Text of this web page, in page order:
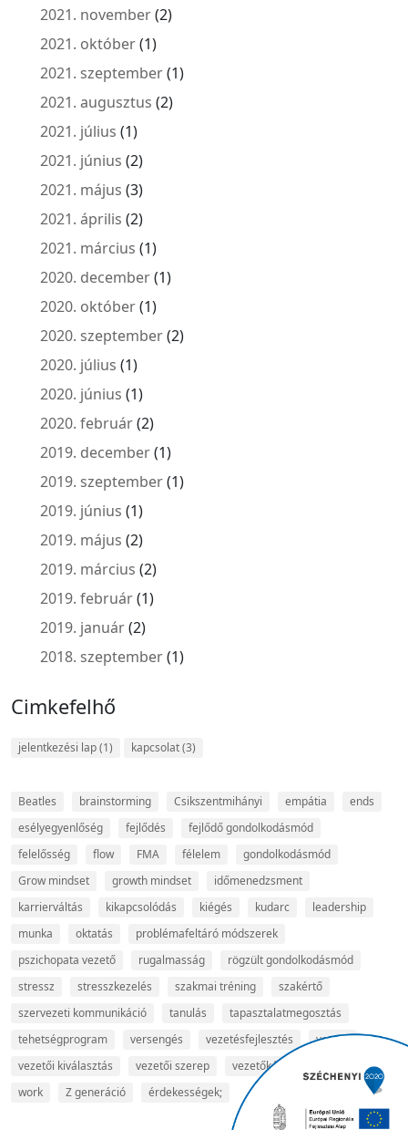
2021. november(2)
2021. október(1)
2021. szeptember(1)
2021. augusztus (2)
2021. július (1)
2021. június (2)
2021. május (3)
2021. április (2)
2021. március (1)
2020. december(1)
2020. október(1)
2020. szeptember(2)
2020. július (1)
2020. június (1)
2020. február(2)
2019. december(1)
2019. szeptember(1)
2019. június (1)
2019. május (2)
2019. március (2)
2019. február(1)
2019. január(2)
2018. szeptember(1)
Cimkefelhő
jelentkezési lap(1) kapcsolat(3)
Beatles brainstorming Csikszentmihányi empátia
ends
esélyegyenlőség
fejlődés
fejlődő gondolkodásmód
felelősség
flow FMA félelem
gondolkodásmód
Grow mindset
growth mindset
időmenedzsment
karrierváltás
kikapcsolódás kiégés kudarc
leadership
munka
oktatás
problémafeltáró módszerek
pszichopata vezető
rugalmasság
rögzült gondolkodásmód
stressz
stresszkezelés szakmai tréning
szakértő
szervezeti kommunikáció
tanulás
tapasztalatmegosztás
tehetségprogram
versengés vezetésfejlesztés
vezető
vezetői kiválasztás
vezetői szerep vezetőképzés
video arts
work
Z generáció érdekességek;